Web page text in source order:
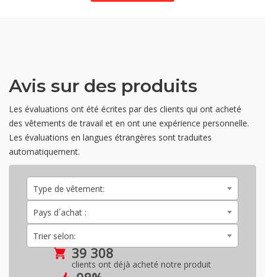
Avis sur des produits
Les évaluations ont été écrites par des clients qui ont acheté
des vêtements de travail et en ont une expérience personnelle.
Les évaluations en langues étrangères sont traduites
automatiquement.
Type de vêtement:
Pays d´achat :
Trier selon:
39 308
clients ont déjà acheté notre produit